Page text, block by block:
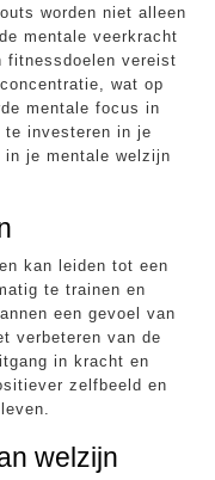
worden niet alleen
mentale veerkracht
fitnessdoelen vereist
wat op
mentale focus in
te investeren in je
je mentale welzijn
kan leiden tot een
te trainen en
een gevoel van
verbeteren van de
in kracht en
zelfbeeld en
welzijn